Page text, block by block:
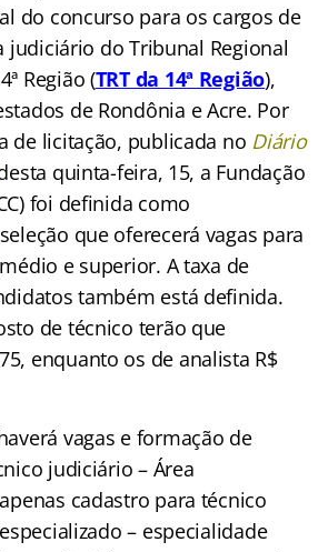
do concurso para os cargos de
judiciário do Tribunal Regional
Região (TRT da 14ª Região),
de Rondônia e Acre. Por
de licitação, publicada no Diário
esta quinta-feira, 15, a Fundação
foi definida como
que oferecerá vagas para
e superior. A taxa de
também está definida.
de técnico terão que
enquanto os de analista R$
vagas e formação de
judiciário – Área
cadastro para técnico
– especialidade